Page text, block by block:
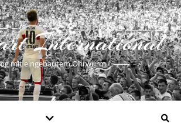
International
mit eingebautem Ohrwurm